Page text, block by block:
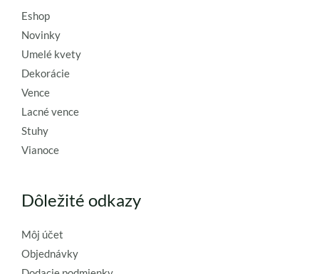
Eshop
Novinky
Umelé kvety
Dekorácie
Vence
Lacné vence
Stuhy
Vianoce
Dôležité odkazy
Môj účet
Objednávky